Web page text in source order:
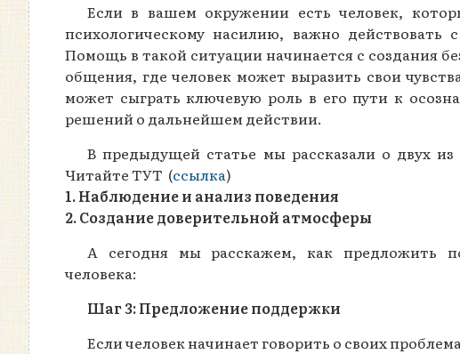
Если в вашем окружении есть человек,
психологическому насилию, важно действовать
Помощь в такой ситуации начинается с создания
общения, где человек может выразить свои
может сыграть ключевую роль в его пути к
решений о дальнейшем действии.
В предыдущей статье мы рассказали о двух
Читайте ТУТ (ссылка)
1. Наблюдение и анализ поведения
2. Создание доверительной атмосферы
А сегодня мы расскажем, как предложить
человека:
Шаг 3: Предложение поддержки
Если человек начинает говорить о своих